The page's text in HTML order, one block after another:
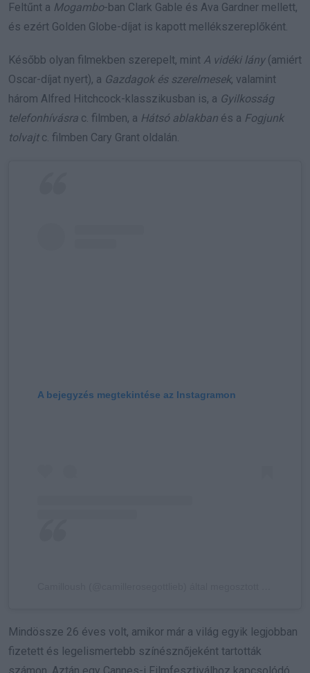
Feltűnt a Mogambo-ban Clark Gable és Ava Gardner mellett,
és ezért Golden Globe-díjat is kapott mellékszereplőként.
Később olyan filmekben szerepelt, mint A vidéki lány(amiért
Oscar-díjat nyert), a Gazdagok és szerelmesek, valamint
három Alfred Hitchcock-klasszikusban is, a Gyilkosság
telefonhívásra c. filmben, a Hátsó ablakban és a Fogjunk
tolvajt c. filmben Cary Grant oldalán.
A bejegyzés megtekintése az Instagramon
Mindössze 26 éves volt, amikor már a világ egyik legjobban
fizetett és legelismertebb színésznőjeként tartották